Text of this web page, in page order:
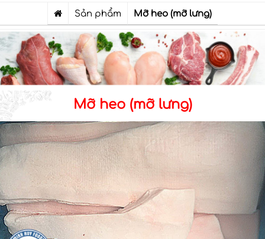
Sản phẩm Mỡ heo (mỡ lưng)
Mỡ heo (mỡ lưng)